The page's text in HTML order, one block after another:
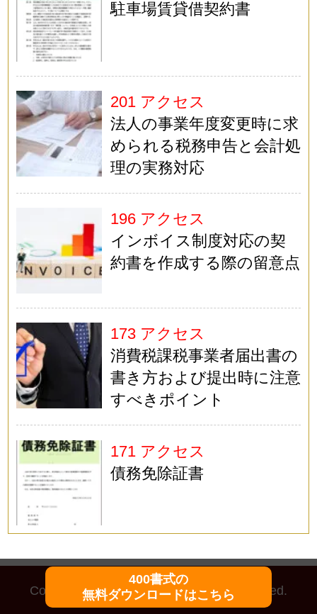
駐車場賃貸借契約書
201 アクセス
法人の事業年度変更時に求
められる税務申告と会計処
理の実務対応
196 アクセス
インボイス制度対応の契
約書を作成する際の留意点
173 アクセス
消費税課税事業者届出書の
書き方および提出時に注意
すべきポイント
171 アクセス
債務免除証書
Copyright (C) マイ法務 All Rights Reserved.
400書式の
無料ダウンロードはこちら